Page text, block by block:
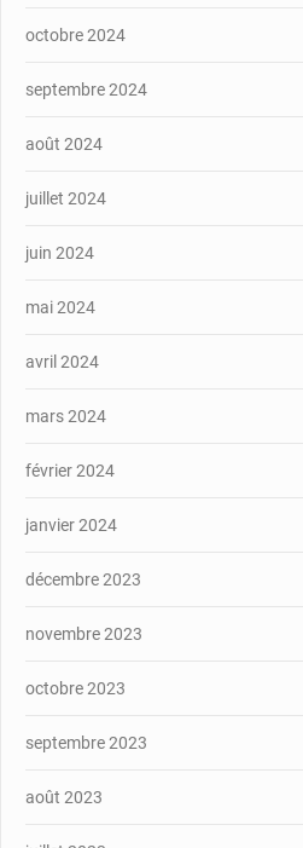
octobre 2024
septembre 2024
août 2024
juillet 2024
juin 2024
mai 2024
avril 2024
mars 2024
février 2024
janvier 2024
décembre 2023
novembre 2023
octobre 2023
septembre 2023
août 2023